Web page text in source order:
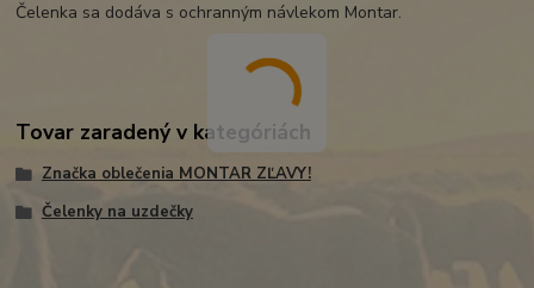
Čelenka sa dodáva s ochranným návlekom Montar.
Tovar zaradený v kategóriách
Značka oblečenia MONTAR ZĽAVY!
Čelenky na uzdečky